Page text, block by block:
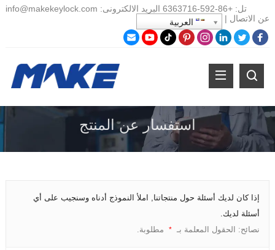
تل:+86- 592-6363716 البريد الالكترونى:
info@makekeylock.com
عن الاتصال | العربية
استفسار عن المنتج
إذا كان لديك أسئلة حول منتجاتنا, املأ النموذج أدناه وسنجيب على أي
أسئلة لديك.
نصائح: الحقول المعلمة بـ
* مطلوبة.